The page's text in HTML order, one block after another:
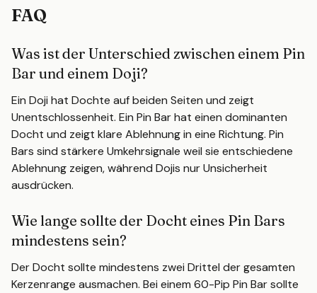
FAQ
Was ist der Unterschied zwischen einem Pin
Bar und einem Doji?
Ein Doji hat Dochte auf beiden Seiten und zeigt
Unentschlossenheit. Ein Pin Bar hat einen dominanten
Docht und zeigt klare Ablehnung in eine Richtung. Pin
Bars sind stärkere Umkehrsignale weil sie entschiedene
Ablehnung zeigen, während Dojis nur Unsicherheit
ausdrücken.
Wie lange sollte der Docht eines Pin Bars
mindestens sein?
Der Docht sollte mindestens zwei Drittel der gesamten
Kerzenrange ausmachen. Bei einem 60-Pip Pin Bar sollte